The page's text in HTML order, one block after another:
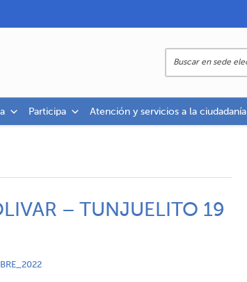
Participa Atención y servicios a la ciudadanía
– TUNJUELITO 19